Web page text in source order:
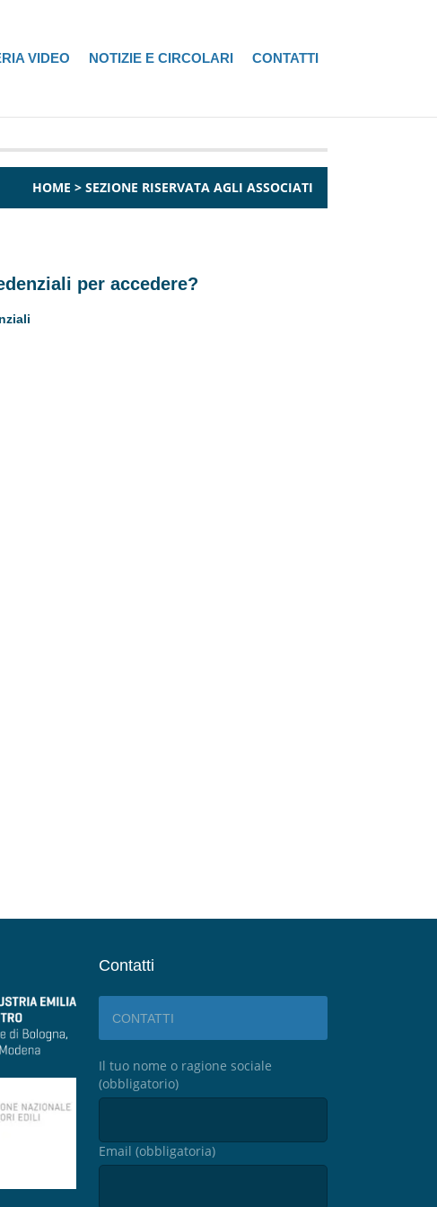
VIDEO NOTIZIE E CIRCOLARI CONTATTI
HOME > SEZIONE RISERVATA AGLI ASSOCIATI
per accedere?
Contatti
CONTATTI
Il tuo nome o ragione sociale
(obbligatorio)
Email (obbligatoria)